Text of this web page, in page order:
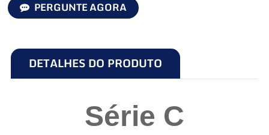
PERGUNTE AGORA
DETALHES DO PRODUTO
Série C